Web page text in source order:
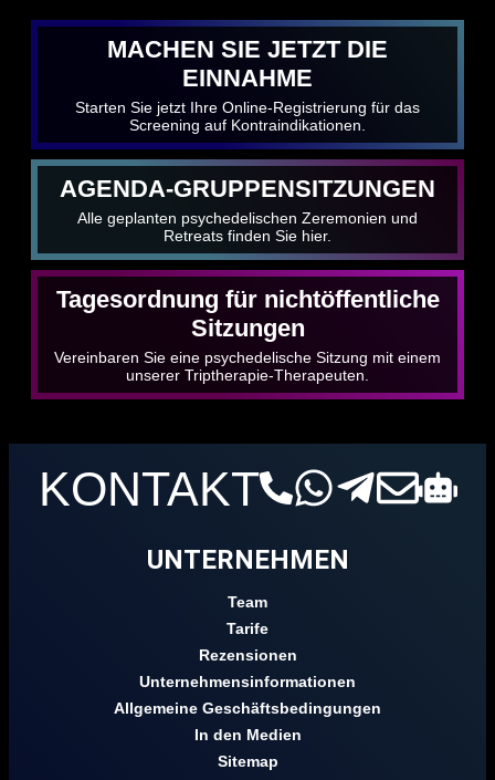
MACHEN SIE JETZT DIE
EINNAHME
Starten Sie jetzt Ihre Online-Registrierung für das
Screening auf Kontraindikationen.
AGENDA-GRUPPENSITZUNGEN
Alle geplanten psychedelischen Zeremonien und
Retreats finden Sie hier.
Tagesordnung für nichtöffentliche
Sitzungen
Vereinbaren Sie eine psychedelische Sitzung mit einem
unserer Triptherapie-Therapeuten.
KONTAKT
UNTERNEHMEN
Team
Tarife
Rezensionen
Unternehmensinformationen
Allgemeine Geschäftsbedingungen
In den Medien
Sitemap